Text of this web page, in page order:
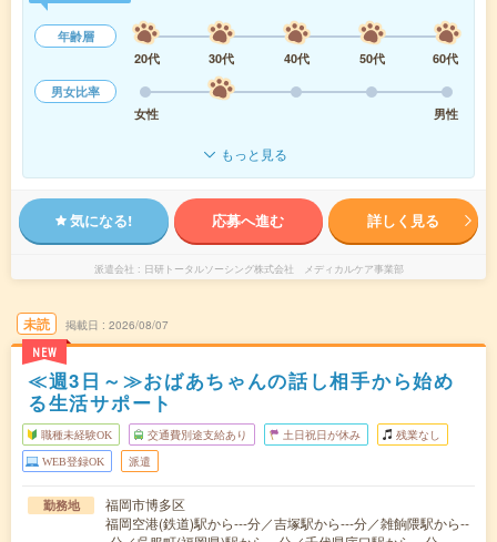
年齢層
20代
30代 40代 50代
60代
男女比率
女性
男性
もっと見る
気になる! 応募へ進む 詳しく見る
派遣会社 日研トータルソーシング株式会社 メディカルケア事業部
未読
NEW
掲載日 2026/08/07
≪週3日～≫おばあちゃんの話し相手から始め
る生活サポート
職種未経験OK 交通費別途支給あり 土日祝日が休み 残業なし
WEB登録OK 派遣
勤務地
福岡市博多区
福岡空港(鉄道)駅から---分／吉塚駅から---分／雑餉隈駅から--